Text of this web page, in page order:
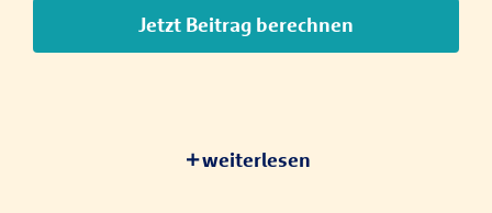
Jetzt Beitrag berechnen
weiterlesen